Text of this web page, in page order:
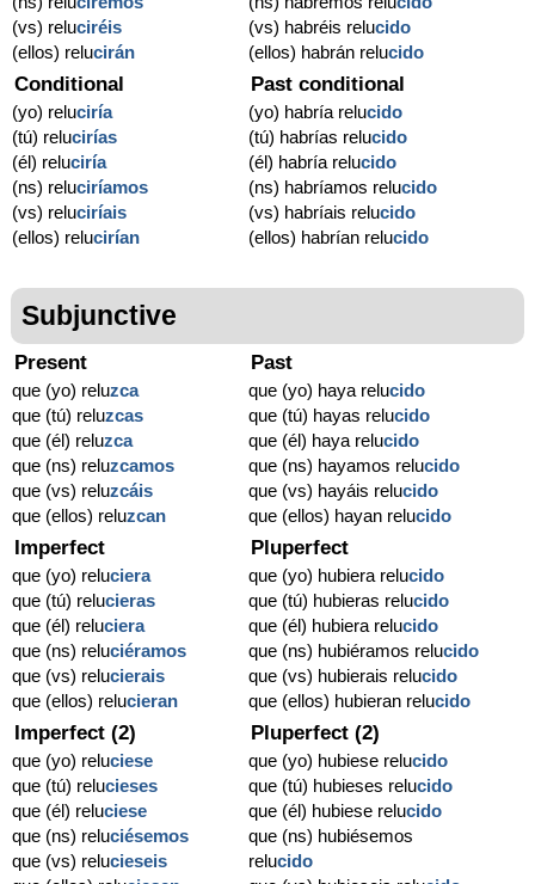
(vs) reluciréis
(ellos) relucirán
(vs) habréis relucido
(ellos) habrán relucido
Conditional
(yo) reluciría
(tú) relucirías
(él) reluciría
(ns) reluciríamos
(vs) reluciríais
(ellos) relucirían
Past conditional
(yo) habría relucido
(tú) habrías relucido
(él) habría relucido
(ns) habríamos relucido
(vs) habríais relucido
(ellos) habrían relucido
Subjunctive
Present
que (yo) reluzca
que (tú) reluzcas
que (él) reluzca
que (ns) reluzcamos
que (vs) reluzcáis
que (ellos) reluzcan
Past
que (yo) haya relucido
que (tú) hayas relucido
que (él) haya relucido
que (ns) hayamos relucido
que (vs) hayáis relucido
que (ellos) hayan relucido
Imperfect
que (yo) reluciera
que (tú) relucieras
que (él) reluciera
que (ns) reluciéramos
que (vs) relucierais
que (ellos) relucieran
Pluperfect
que (yo) hubiera relucido
que (tú) hubieras relucido
que (él) hubiera relucido
que (ns) hubiéramos relucido
que (vs) hubierais relucido
que (ellos) hubieran relucido
Imperfect (2)
que (yo) reluciese
que (tú) relucieses
que (él) reluciese
que (ns) reluciésemos
que (vs) relucieseis
Pluperfect (2)
que (yo) hubiese relucido
que (tú) hubieses relucido
que (él) hubiese relucido
que (ns) hubiésemos
relucido